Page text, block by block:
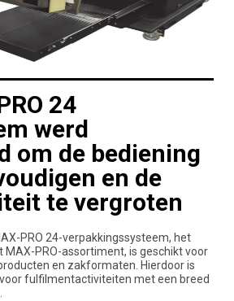
24
werd
om de bediening
en de
te vergroten
PRO 24-verpakkingssysteem, het
MAX-PRO-assortiment, is geschikt voor
en zakformaten. Hierdoor is
fulfilmentactiviteiten met een breed